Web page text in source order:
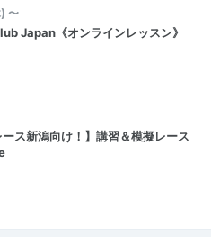
〜
Japan《オンラインレッスン》
ース新潟向け！】講習＆模擬レース